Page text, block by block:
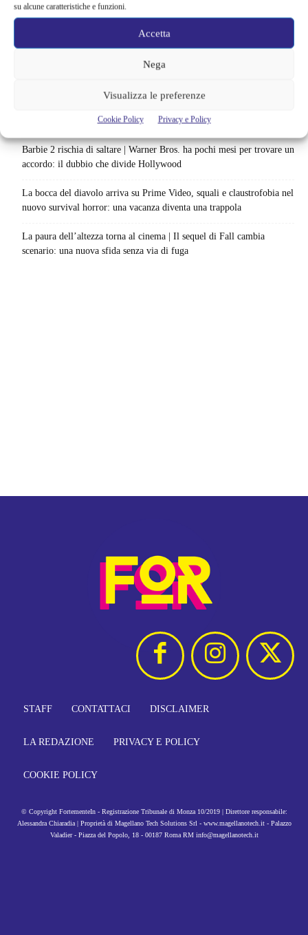
su alcune caratteristiche e funzioni.
Accetta
Nega
Visualizza le preferenze
Cookie Policy Privacy e Policy
Ready Player Two torna a dare segnali di vita | Zak Penn conferma il
lavoro sul sequel: cosa manca per far partire il film
Sky e NOW svelano le uscite di agosto 2026 | Serie, film e
alimenta una nuova teoria: il dettaglio che coinvolge i due più amati
Barbie 2 rischia di saltare | Warner Bros. ha pochi mesi per trovare un
accordo: il dubbio che divide Hollywood
La bocca del diavolo arriva su Prime Video, squali e claustrofobia nel
nuovo survival horror: una vacanza diventa una trappola
La paura dell’altezza torna al cinema | Il sequel di Fall cambia
scenario: una nuova sfida senza via di fuga
STAFF CONTATTACI DISCLAIMER
LA REDAZIONE PRIVACY E POLICY
COOKIE POLICY
© Copyright FortementeIn - Registrazione Tribunale di Monza 10/2019 | Direttore responsabile:
Alessandra Chiaradia | Proprietà di Magellano Tech Solutions Srl - www.magellanotech.it - Palazzo
Valadier - Piazza del Popolo, 18 - 00187 Roma RM info@magellanotech.it